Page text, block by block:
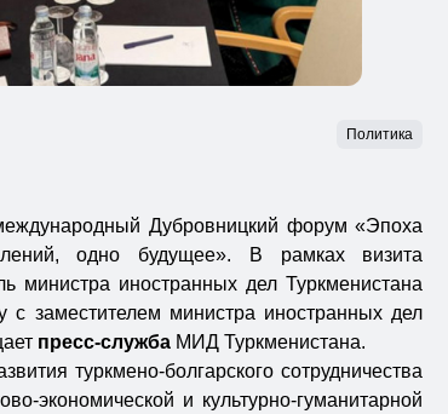
Политика
Дубровницкий форум «Эпоха
одно будущее». В рамках визита
министра иностранных дел Туркменистана
заместителем министра иностранных дел
пресс-служба МИД Туркменистана.
туркмено-болгарского сотрудничества
экономической и культурно-гуманитарной